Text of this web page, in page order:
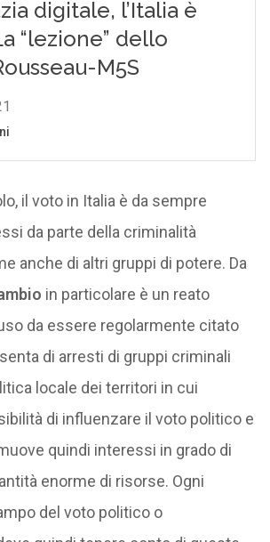
il voto in Italia è da sempre
da parte della criminalità
anche di altri gruppi di potere. Da
in particolare è un reato
da essere regolarmente citato
di arresti di gruppi criminali
locale dei territori in cui
di influenzare il voto politico e
quindi interessi in grado di
enorme di risorse. Ogni
del voto politico o